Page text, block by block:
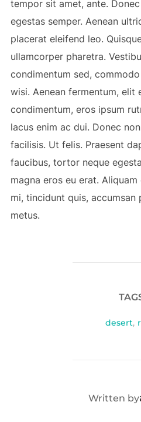
tempor sit amet, ante.
egestas semper. Aenean
placerat eleifend leo.
ullamcorper pharetra.
condimentum sed,
wisi. Aenean fermentum, elit
condimentum, eros ipsum
lacus enim ac dui. Donec
facilisis. Ut felis. Praesent
faucibus, tortor neque
magna eros eu erat.
mi, tincidunt quis,
metus.
desert,
POST
Written by